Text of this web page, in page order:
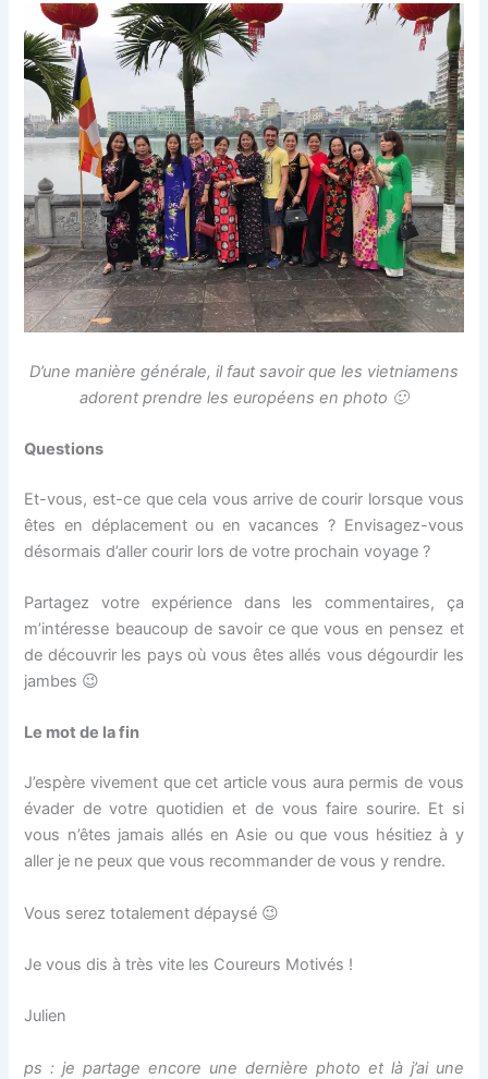
D’une manière générale, il faut savoir que les vietniamens
adorent prendre les européens en photo 🙂
Questions
Et-vous, est-ce que cela vous arrive de courir lorsque vous
êtes en déplacement ou en vacances ? Envisagez-vous
désormais d’aller courir lors de votre prochain voyage ?
Partagez votre expérience dans les commentaires, ça
m’intéresse beaucoup de savoir ce que vous en pensez et
de découvrir les pays où vous êtes allés vous dégourdir les
jambes 😉
Le mot de la fin
J’espère vivement que cet article vous aura permis de vous
évader de votre quotidien et de vous faire sourire. Et si
vous n’êtes jamais allés en Asie ou que vous hésitiez à y
aller je ne peux que vous recommander de vous y rendre.
Vous serez totalement dépaysé 😉
Je vous dis à très vite les Coureurs Motivés !
Julien
ps : je partage encore une dernière photo et là j’ai une